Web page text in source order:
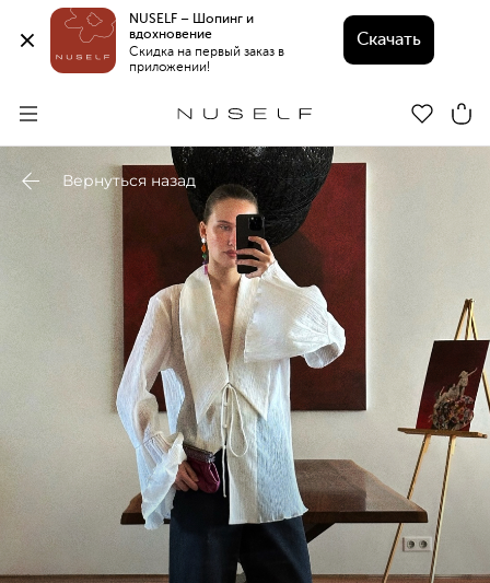
NUSELF – Шопинг и
вдохновение
Скидка на первый заказ в
приложении!
Скачать
Вернуться назад